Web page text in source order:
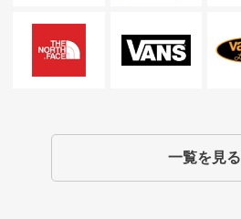
一覧を見る